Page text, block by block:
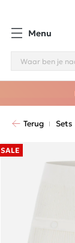
Menu
Terug Sets
SALE